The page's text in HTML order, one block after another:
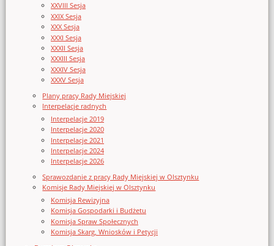
XXVIII Sesja
XXIX Sesja
XXX Sesja
XXXI Sesja
XXXII Sesja
XXXIII Sesja
XXXIV Sesja
XXXV Sesja
Plany pracy Rady Miejskiej
Interpelacje radnych
Interpelacje 2019
Interpelacje 2020
Interpelacje 2021
Interpelacje 2024
Interpelacje 2026
Sprawozdanie z pracy Rady Miejskiej w Olsztynku
Komisje Rady Miejskiej w Olsztynku
Komisja Rewizyjna
Komisja Gospodarki i Budżetu
Komisja Spraw Społecznych
Komisja Skarg, Wniosków i Petycji